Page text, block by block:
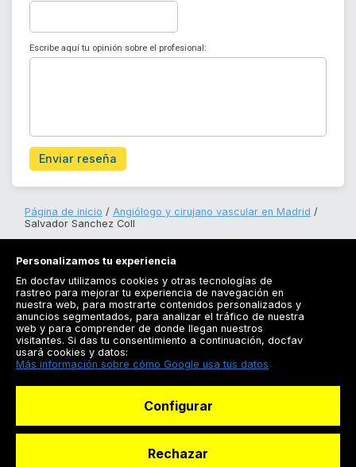
Escribe aquí tu opinión sobre el profesional:
Enviar reseña
Página de inicio
Angiólogo y cirujano vascular en Madrid
Salvador Sanchez Coll
Registrarse
Docfav
Especialistas
Personalizamos tu experiencia
En docfav utilizamos cookies y otras tecnologías de
rastreo para mejorar tu experiencia de navegación en
nuestra web, para mostrarte contenidos personalizados y
anuncios segmentados, para analizar el tráfico de nuestra
web y para comprender de donde llegan nuestros
visitantes. Si das tu consentimiento a continuación, docfav
usará cookies y datos:
Más información sobre cómo Google usa tus datos
Configurar
Rechazar